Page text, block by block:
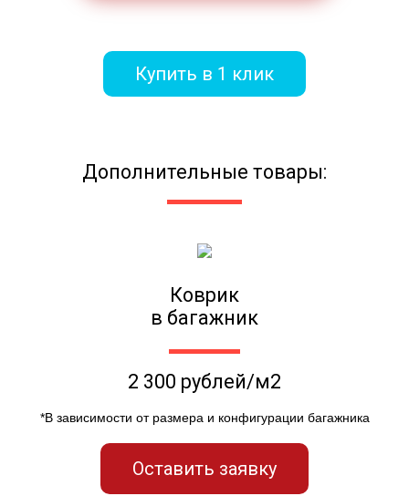
Купить в 1 клик
Дополнительные товары:
Коврик
в багажник
2 300 рублей/м2
*В зависимости от размера и конфигурации багажника
Оставить заявку